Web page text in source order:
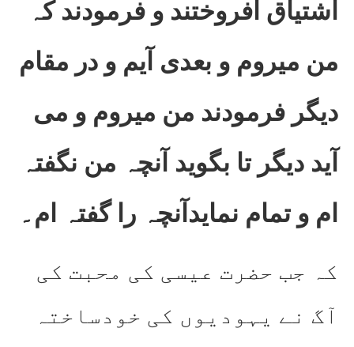
اشتیاق افروختند و فرمودند کہ
من میروم و بعدی آیم و در مقام
دیگر فرمودند من میروم و می
آید دیگر تا بگوید آنچہ من نگفتہ
ام و تمام نمایدآنچہ را گفتہ ام۔
کہ جب حضرت عیسی کی محبت کی
آگ نے یہودیوں کی خودساختہ